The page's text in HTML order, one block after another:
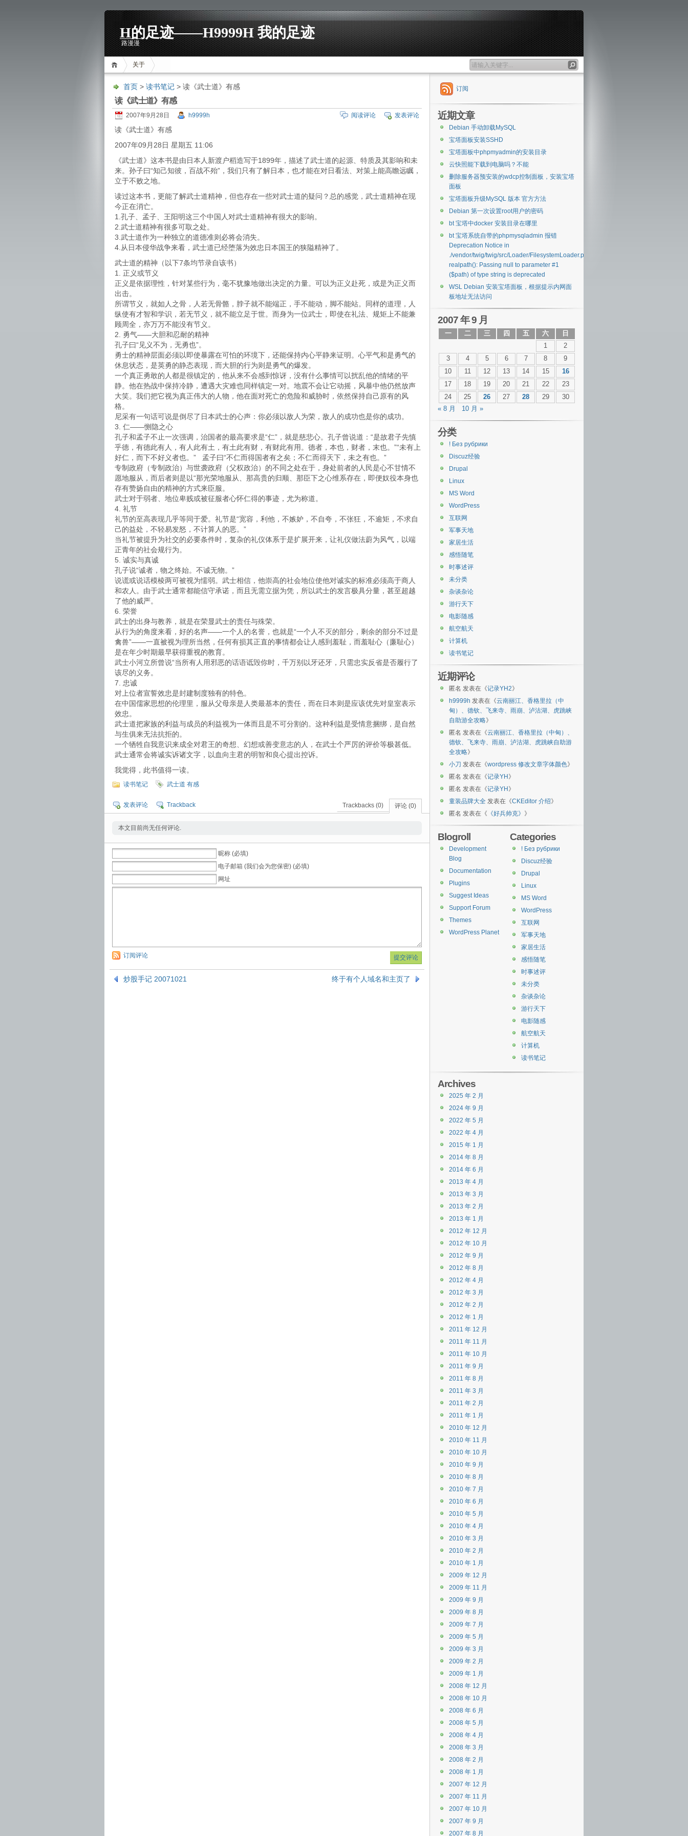
H的足迹——H9999H 我的足迹
路漫漫
关于
首页 > 读书笔记 > 读《武士道》有感
读《武士道》有感
2007年9月28日 h9999h 发表评论
阅读评论
读《武士道》有感
2007年09月28日 星期五 11:06
《武士道》这本书是由日本人新渡户稻造写于1899年，描述了武士道的起源、特质及其影响和未
来。孙子曰“知己知彼，百战不殆”，我们只有了解日本，也才能在对日看法、对策上能高瞻远瞩，
立于不败之地。
读过这本书，更能了解武士道精神，但也存在一些对武士道的疑问？总的感觉，武士道精神在现
今正在消亡。
1.孔子、孟子、王阳明这三个中国人对武士道精神有很大的影响。
2.武士道精神有很多可取之处。
3.武士道作为一种独立的道德准则必将会消失。
4.从日本侵华战争来看，武士道已经堕落为效忠日本国王的狭隘精神了。
武士道的精神（以下7条均节录自该书）
1. 正义或节义
正义是依据理性，针对某些行为，毫不犹豫地做出决定的力量。可以为正义赴死，或是为正义而
出击。
所谓节义，就如人之骨，人若无骨骼，脖子就不能端正，手不能动，脚不能站。同样的道理，人
纵使有才智和学识，若无节义，就不能立足于世。而身为一位武士，即使在礼法、规矩上不能兼
顾周全，亦万万不能没有节义。
2. 勇气——大胆和忍耐的精神
孔子曰“见义不为，无勇也”。
勇士的精神层面必须以即使暴露在可怕的环境下，还能保持内心平静来证明。心平气和是勇气的
休息状态，是英勇的静态表现，而大胆的行为则是勇气的爆发。
一个真正勇敢的人都是很镇定的，他从来不会感到惊讶，没有什么事情可以扰乱他的情绪的平
静。他在热战中保持冷静，遭遇大灾难也同样镇定一对。地震不会让它动摇，风暴中他仍然放声
大笑。我们把它视为真正伟大的人物，他在面对死亡的危险和威胁时，依然保持自己原有的风
格。
尼采有一句话可说是倒尽了日本武士的心声：你必须以敌人为荣，敌人的成功也是你的成功。
3. 仁——恻隐之心
孔子和孟子不止一次强调，治国者的最高要求是“仁”，就是慈悲心。孔子曾说道：“是故君子先慎
乎德，有德此有人，有人此有土，有土此有财，有财此有用。德者，本也，财者，末也。”“未有上
好仁，而下不好义者也。” 孟子曰“不仁而得国者有之矣；不仁而得天下，未之有也。”
专制政府（专制政治）与世袭政府（父权政治）的不同之处在于，身处前者的人民是心不甘情不
愿地服从，而后者则是以“那光荣地服从、那高贵的归顺、那臣下之心维系存在，即便奴役本身也
存有赞扬自由的精神的方式来臣服。
武士对于弱者、地位卑贱或被征服者心怀仁得的事迹，尤为称道。
4. 礼节
礼节的至高表现几乎等同于爱。礼节是“宽容，利他，不嫉妒，不自夸，不张狂，不逾矩，不求自
己的益处，不轻易发怒，不计算人的恶。”
当礼节被提升为社交的必要条件时，复杂的礼仪体系于是扩展开来，让礼仪做法蔚为风气，以端
正青年的社会规行为。
5. 诚实与真诚
孔子说“诚者，物之终始。不诚无物。”
说谎或说话模棱两可被视为懦弱。武士相信，他崇高的社会地位使他对诚实的标准必须高于商人
和农人。由于武士通常都能信守承诺，而且无需立据为凭，所以武士的发言极具分量，甚至超越
了他的威严。
6. 荣誉
武士的出身与教养，就是在荣显武士的责任与殊荣。
从行为的角度来看，好的名声——一个人的名誉，也就是“一个人不灭的部分，剩余的部分不过是
禽兽”——一直被视为理所当然，任何有损其正直的事情都会让人感到羞耻，而羞耻心（廉耻心）
是在年少时期最早获得重视的教育。
武士小河立所曾说“当所有人用邪恶的话语诋毁你时，千万别以牙还牙，只需忠实反省是否履行了
该尽的义务。
7. 忠诚
对上位者宣誓效忠是封建制度独有的特色。
在中国儒家思想的伦理里，服从父母亲是人类最基本的责任，而在日本则是应该优先对皇室表示
效忠。
武士道把家族的利益与成员的利益视为一体而且是不可分割的。这种利益是受情意捆绑，是自然
与生俱来无法抗拒的。
一个牺牲自我意识来成全对君王的奇想、幻想或善变意志的人，在武士个严厉的评价等极甚低。
武士通常会将诚实诉诸文字，以血向主君的明智和良心提出控诉。
我觉得，此书值得一读。
读书笔记 武士道 有感
评论 (0)
Trackbacks (0)
发表评论 Trackback
本文目前尚无任何评论.
昵称 (必填)
电子邮箱 (我们会为您保密) (必填)
网址
订阅评论
炒股手记 20071021 终于有个人域名和主页了
订阅
近期文章
Debian 手动卸载MySQL
宝塔面板安装SSHD
宝塔面板中phpmyadmin的安装目录
云快照能下载到电脑吗？不能
删除服务器预安装的wdcp控制面板，安装宝塔
面板
宝塔面板升级MySQL 版本 官方方法
Debian 第一次设置root用户的密码
bt 宝塔中docker 安装目录在哪里
bt 宝塔系统自带的phpmysqladmin 报错
Deprecation Notice in
./vendor/twig/twig/src/Loader/FilesystemLoader.php#40
realpath(): Passing null to parameter #1
($path) of type string is deprecated
WSL Debian 安装宝塔面板，根据提示内网面
板地址无法访问
2007 年 9 月
一 二 三 四 五 六
日
1
2
3
4 5 6 7 8
9
10
11 12 13 14 15
16
17
18 19 20 21 22
23
24
25 26 27 28 29
30
« 8 月
10 月 »
分类
! Без рубрики
Discuz经验
Drupal
Linux
MS Word
WordPress
互联网
军事天地
家居生活
感悟随笔
时事述评
未分类
杂谈杂论
游行天下
电影随感
航空航天
计算机
读书笔记
近期评论
匿名 发表在《记录YH2》
h9999h 发表在《云南丽江、香格里拉（中
甸）、德钦、飞来寺、雨崩、泸沽湖、虎跳峡
自助游全攻略》
匿名 发表在《云南丽江、香格里拉（中甸）、
德钦、飞来寺、雨崩、泸沽湖、虎跳峡自助游
全攻略》
小刀 发表在《wordpress 修改文章字体颜色》
匿名 发表在《记录YH 》
匿名 发表在《记录YH 》
童装品牌大全 发表在《CKEditor 介绍》
匿名 发表在《 《好兵帅克》 》
Categories
! Без рубрики
Discuz经验
Drupal
Linux
MS Word
WordPress
互联网
军事天地
家居生活
感悟随笔
时事述评
未分类
杂谈杂论
游行天下
电影随感
航空航天
计算机
读书笔记
Blogroll
Development
Blog
Documentation
Plugins
Suggest Ideas
Support Forum
Themes
WordPress Planet
Archives
2025 年 2 月
2024 年 9 月
2022 年 5 月
2022 年 4 月
2015 年 1 月
2014 年 8 月
2014 年 6 月
2013 年 4 月
2013 年 3 月
2013 年 2 月
2013 年 1 月
2012 年 12 月
2012 年 10 月
2012 年 9 月
2012 年 8 月
2012 年 4 月
2012 年 3 月
2012 年 2 月
2012 年 1 月
2011 年 12 月
2011 年 11 月
2011 年 10 月
2011 年 9 月
2011 年 8 月
2011 年 3 月
2011 年 2 月
2011 年 1 月
2010 年 12 月
2010 年 11 月
2010 年 10 月
2010 年 9 月
2010 年 8 月
2010 年 7 月
2010 年 6 月
2010 年 5 月
2010 年 4 月
2010 年 3 月
2010 年 2 月
2010 年 1 月
2009 年 12 月
2009 年 11 月
2009 年 9 月
2009 年 8 月
2009 年 7 月
2009 年 5 月
2009 年 3 月
2009 年 2 月
2009 年 1 月
2008 年 12 月
2008 年 10 月
2008 年 6 月
2008 年 5 月
2008 年 4 月
2008 年 3 月
2008 年 2 月
2008 年 1 月
2007 年 12 月
2007 年 11 月
2007 年 10 月
2007 年 9 月
2007 年 8 月